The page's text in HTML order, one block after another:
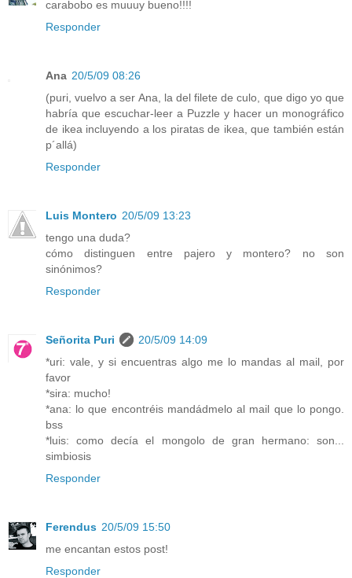
carabobo es muuuy bueno!!!!
Responder
Ana 20/5/09 08:26
(puri, vuelvo a ser Ana, la del filete de culo, que digo yo que
habría que escuchar-leer a Puzzle y hacer un monográfico
de ikea incluyendo a los piratas de ikea, que también están
p´allá)
Responder
Luis Montero 20/5/09 13:23
tengo una duda?
cómo distinguen entre pajero y montero? no son
sinónimos?
Responder
Señorita Puri
20/5/09 14:09
*uri: vale, y si encuentras algo me lo mandas al mail, por
favor
*sira: mucho!
*ana: lo que encontréis mandádmelo al mail que lo pongo.
bss
*luis: como decía el mongolo de gran hermano: son...
simbiosis
Responder
Ferendus 20/5/09 15:50
me encantan estos post!
Responder